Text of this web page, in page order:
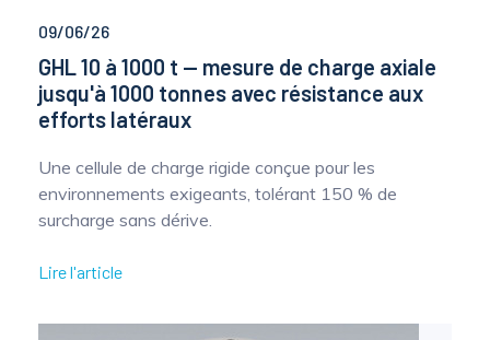
09/06/26
GHL 10 à 1000 t — mesure de charge axiale
jusqu'à 1000 tonnes avec résistance aux
efforts latéraux
Une cellule de charge rigide conçue pour les
environnements exigeants, tolérant 150 % de
surcharge sans dérive.
Lire l'article